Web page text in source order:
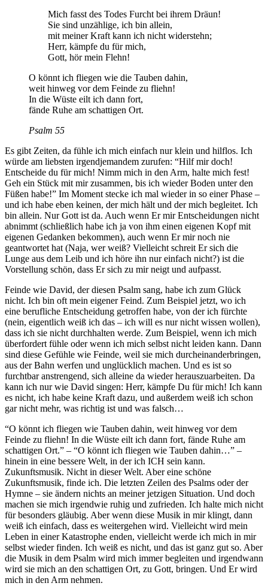
Mich fasst des Todes Furcht bei ihrem Dräun!
Sie sind unzählige, ich bin allein,
mit meiner Kraft kann ich nicht widerstehn;
Herr, kämpfe du für mich,
Gott, hör mein Flehn!
O könnt ich fliegen wie die Tauben dahin,
weit hinweg vor dem Feinde zu fliehn!
In die Wüste eilt ich dann fort,
fände Ruhe am schattigen Ort.
Psalm 55
Es gibt Zeiten, da fühle ich mich einfach nur klein und hilflos. Ich
würde am liebsten irgendjemandem zurufen: “Hilf mir doch!
Entscheide du für mich! Nimm mich in den Arm, halte mich fest!
Geh ein Stück mit mir zusammen, bis ich wieder Boden unter den
Füßen habe!” Im Moment stecke ich mal wieder in so einer Phase –
und ich habe eben keinen, der mich hält und der mich begleitet. Ich
bin allein. Nur Gott ist da. Auch wenn Er mir Entscheidungen nicht
abnimmt (schließlich habe ich ja von ihm einen eigenen Kopf mit
eigenen Gedanken bekommen), auch wenn Er mir noch nie
geantwortet hat (Naja, wer weiß? Vielleicht schreit Er sich die
Lunge aus dem Leib und ich höre ihn nur einfach nicht?) ist die
Vorstellung schön, dass Er sich zu mir neigt und aufpasst.
Feinde wie David, der diesen Psalm sang, habe ich zum Glück
nicht. Ich bin oft mein eigener Feind. Zum Beispiel jetzt, wo ich
eine berufliche Entscheidung getroffen habe, von der ich fürchte
(nein, eigentlich weiß ich das – ich will es nur nicht wissen wollen),
dass ich sie nicht durchhalten werde. Zum Beispiel, wenn ich mich
überfordert fühle oder wenn ich mich selbst nicht leiden kann. Dann
sind diese Gefühle wie Feinde, weil sie mich durcheinanderbringen,
aus der Bahn werfen und unglücklich machen. Und es ist so
furchtbar anstrengend, sich alleine da wieder herauszuarbeiten. Da
kann ich nur wie David singen: Herr, kämpfe Du für mich! Ich kann
es nicht, ich habe keine Kraft dazu, und außerdem weiß ich schon
gar nicht mehr, was richtig ist und was falsch…
“O könnt ich fliegen wie Tauben dahin, weit hinweg vor dem
Feinde zu fliehn! In die Wüste eilt ich dann fort, fände Ruhe am
schattigen Ort.” – “O könnt ich fliegen wie Tauben dahin…” –
hinein in eine bessere Welt, in der ich ICH sein kann.
Zukunftsmusik. Nicht in dieser Welt. Aber eine schöne
Zukunftsmusik, finde ich. Die letzten Zeilen des Psalms oder der
Hymne – sie ändern nichts an meiner jetzigen Situation. Und doch
machen sie mich irgendwie ruhig und zufrieden. Ich halte mich nicht
für besonders gläubig. Aber wenn diese Musik in mir klingt, dann
weiß ich einfach, dass es weitergehen wird. Vielleicht wird mein
Leben in einer Katastrophe enden, vielleicht werde ich mich in mir
selbst wieder finden. Ich weiß es nicht, und das ist ganz gut so. Aber
die Musik in dem Psalm wird mich immer begleiten und irgendwann
wird sie mich an den schattigen Ort, zu Gott, bringen. Und Er wird
mich in den Arm nehmen.